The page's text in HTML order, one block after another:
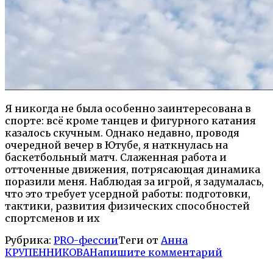
Я никогда не была особенно заинтересована в
спорте: всё кроме танцев и фигурного катания
казалось скучным. Однако недавно, проводя
очередной вечер в Ютубе, я наткнулась на
баскетбольный матч. Слаженная работа и
отточенные движения, потрясающая динамика
поразили меня. Наблюдая за игрой, я задумалась,
что это требует усердной работы: подготовки,
тактики, развития физических способностей
спортсменов и их
Рубрика: PRO-фессииТеги от Анна
КРУПЕННИКОВАНапишите комментарий